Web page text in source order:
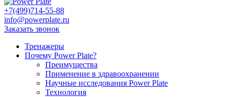
+7(499)714-55-88
info@powerplate.ru
Заказать звонок
Тренажеры
Почему Power Plate?
Преимущества
Применение в здравоохранении
Научные исследования Power Plate
Технология